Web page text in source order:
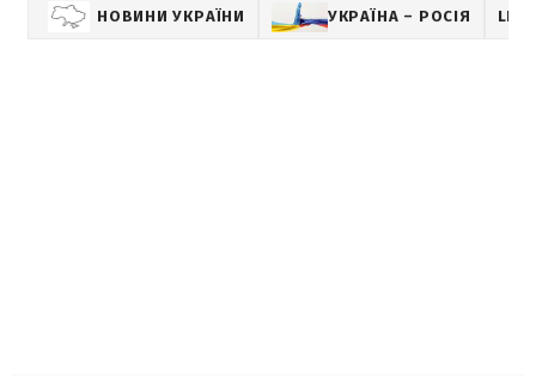
НОВИНИ УКРАЇНИ УКРАЇНА – РОСІЯ